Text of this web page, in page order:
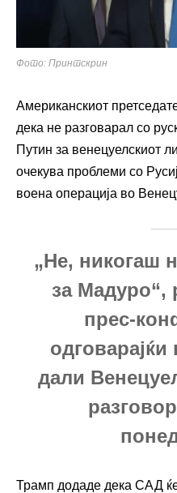
Фото: Принтскрин
Американскиот
дека не разговарал со
Путин за венецуелскиот
очекува проблеми со
воена операција во
„Не, никогаш
за Мадуро“,
прес-
дали
Трамп додаде дека САД